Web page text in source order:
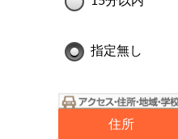
指定無し
住所